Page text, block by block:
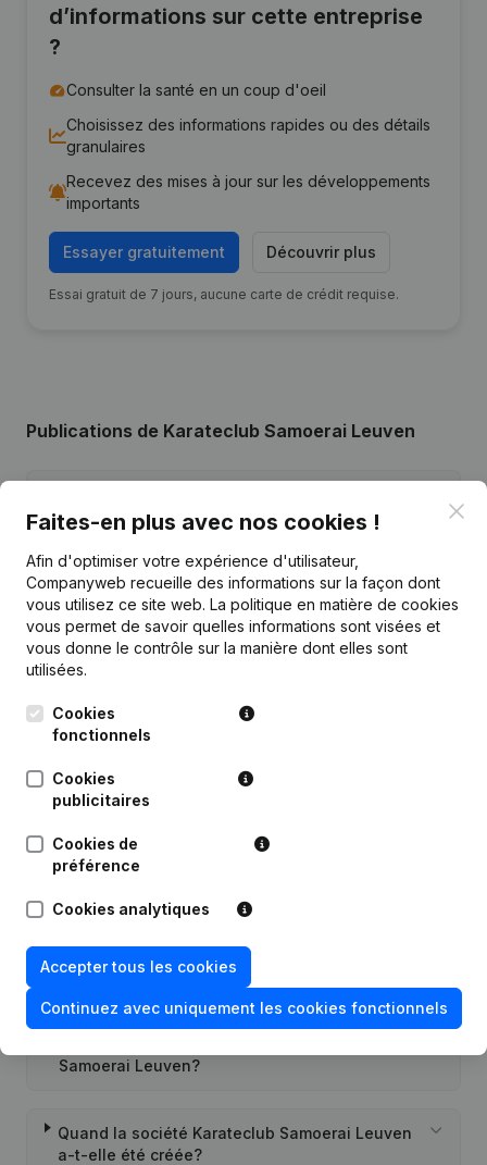
d’informations sur cette entreprise
?
Consulter la santé en un coup d'oeil
Choisissez des informations rapides ou des détails
granulaires
Recevez des mises à jour sur les développements
importants
Essayer gratuitement Découvrir plus
Essai gratuit de 7 jours, aucune carte de crédit requise.
Publications de Karateclub Samoerai Leuven
15-09-2025 Demissions - Nominations(NL)
22-12-2023 Modification(s) Statuts(NL)
11-08-2022 Demissions - Nominations
Quel est le numéro d'entreprise de Karateclub
Samoerai Leuven?
Samoerai Leuven?
Quand la société Karateclub Samoerai Leuven
a-t-elle été créée?
Faites-en plus avec nos cookies !
Afin d'optimiser votre expérience d'utilisateur,
Companyweb recueille des informations sur la façon dont
vous utilisez ce site web. La politique en matière de cookies
vous permet de savoir quelles informations sont visées et
vous donne le contrôle sur la manière dont elles sont
utilisées.
Cookies
fonctionnels
Cookies
publicitaires
Cookies de
préférence
Cookies analytiques
Accepter tous les cookies
Continuez avec uniquement les cookies fonctionnels